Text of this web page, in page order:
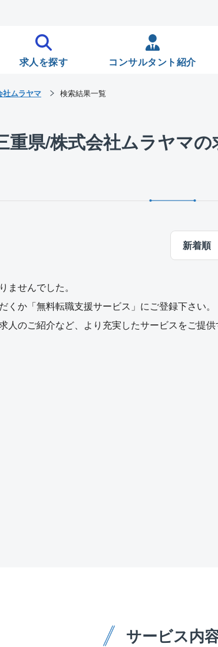
求人を探す コンサルタント紹介
重県/株式会社ムラヤマ
新着順
ませんでした。
か「無料転職支援サービス」にご登録下さい。
人のご紹介など、より充実したサービスをご提
サービス内
社ムラヤマ 検索結果一覧